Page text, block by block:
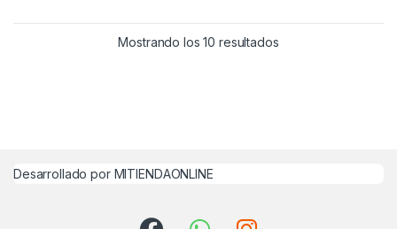
Mostrando los 10 resultados
Desarrollado por MITIENDAONLINE